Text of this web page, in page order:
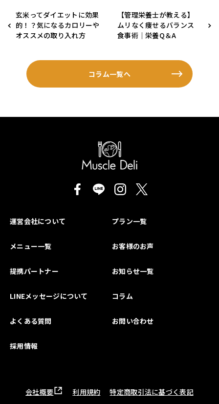
玄米ってダイエットに効果
的！？気になるカロリーや
オススメの取り入れ方
【管理栄養士が教える】
ムリなく痩せるバランス
食事術｜栄養Q＆A
コラム一覧へ
運営会社について プラン一覧
メニュー一覧 お客様のお声
提携パートナー お知らせ一覧
LINEメッセージについて コラム
よくある質問 お問い合わせ
採用情報
会社概要 利用規約 特定商取引法に基づく表記